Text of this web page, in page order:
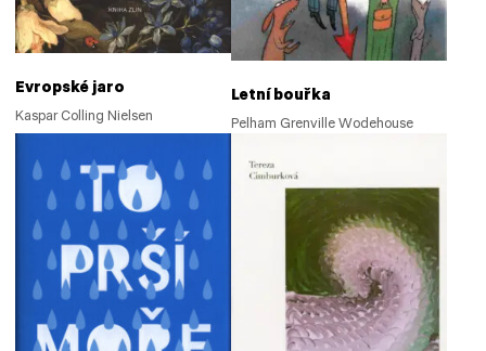
Evropské jaro
Kaspar Colling Nielsen
Letní bouřka
Pelham Grenville Wodehouse